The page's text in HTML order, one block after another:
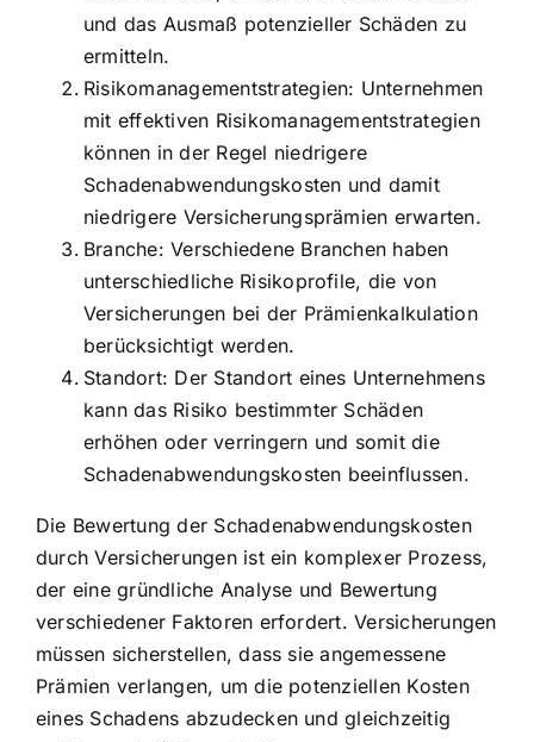
und das Ausmaß potenzieller Schäden zu
ermitteln.
Risikomanagementstrategien: Unternehmen
mit effektiven Risikomanagementstrategien
können in der Regel niedrigere
Schadenabwendungskosten und damit
niedrigere Versicherungsprämien erwarten.
Branche: Verschiedene Branchen haben
unterschiedliche Risikoprofile, die von
Versicherungen bei der Prämienkalkulation
berücksichtigt werden.
Standort: Der Standort eines Unternehmens
kann das Risiko bestimmter Schäden
erhöhen oder verringern und somit die
Schadenabwendungskosten beeinflussen.
Die Bewertung der Schadenabwendungskosten
durch Versicherungen ist ein komplexer Prozess,
der eine gründliche Analyse und Bewertung
verschiedener Faktoren erfordert. Versicherungen
müssen sicherstellen, dass sie angemessene
Prämien verlangen, um die potenziellen Kosten
eines Schadens abzudecken und gleichzeitig